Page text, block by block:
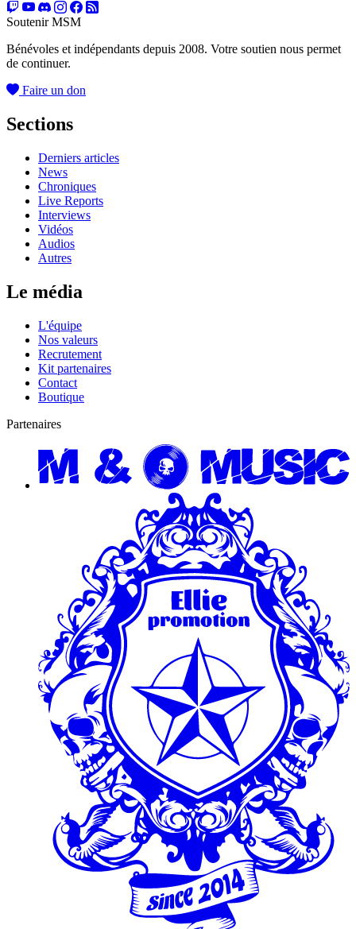
Soutenir MSM
Bénévoles et indépendants depuis 2008. Votre soutien nous permet
de continuer.
Faire un don
Sections
Derniers articles
News
Chroniques
Live Reports
Interviews
Vidéos
Audios
Autres
Le média
L'équipe
Nos valeurs
Recrutement
Kit partenaires
Contact
Boutique
Partenaires